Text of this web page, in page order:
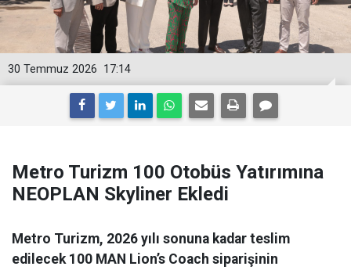
17:14
30 Temmuz 2026
Metro Turizm 100 Otobüs Yatırımına
NEOPLAN Skyliner Ekledi
Metro Turizm, 2026 yılı sonuna kadar teslim
edilecek 100 MAN Lion’s Coach siparişinin